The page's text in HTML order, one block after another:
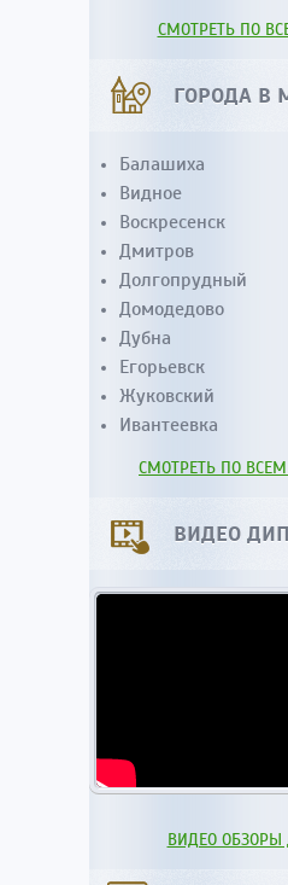
СМОТРЕТЬ ПО
ГОРОДА В
Балашиха
Видное
Воскресенск
Дмитров
Долгопрудный
Домодедово
Дубна
Егорьевск
Жуковский
Ивантеевка
СМОТРЕТЬ ПО
ВИДЕО
ВИДЕО